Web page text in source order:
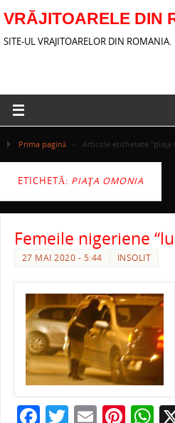
VRĂJITOARELE DIN
SITE-UL VRAJITOARELOR DIN ROMANIA.
Prima pagină » Articole etichetate "piaţa
ETICHETĂ: PIAŢA OMONIA
Femeile nigeriene
27 MAI 2020 - 5:44 INSOLIT
F T E Pi W